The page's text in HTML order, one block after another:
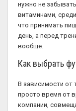
нужно не
витаминами,
что принимать
день, а перед
вообще.
Как выбрать
В зависимости от
просто время от
компании,